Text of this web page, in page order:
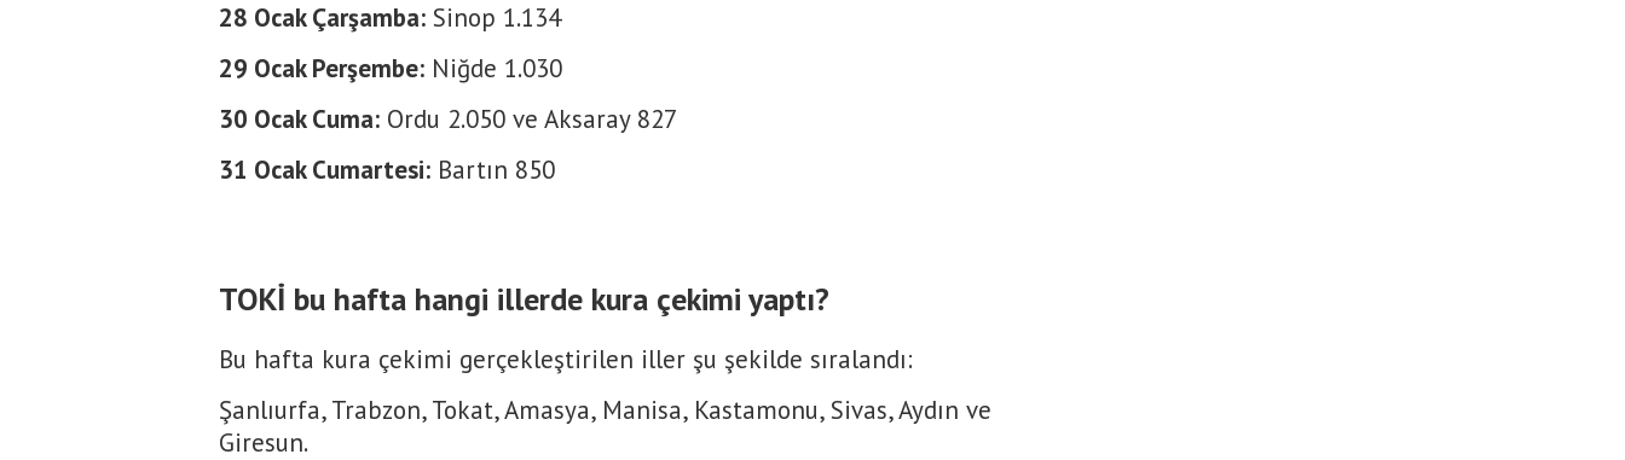
28 Ocak Çarşamba: Sinop 1.134
29 Ocak Perşembe: Niğde 1.030
30 Ocak Cuma: Ordu 2.050 ve Aksaray 827
31 Ocak Cumartesi: Bartın 850
TOKİ bu hafta hangi illerde kura çekimi yaptı?
Bu hafta kura çekimi gerçekleştirilen iller şu şekilde sıralandı:
Şanlıurfa, Trabzon, Tokat, Amasya, Manisa, Kastamonu, Sivas, Aydın ve
Giresun.